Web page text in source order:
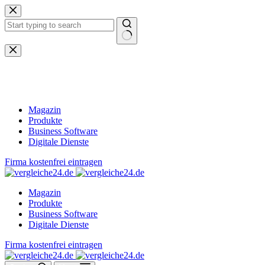
Zum
Inhalt
springen
Keine
Ergebnisse
Magazin
Produkte
Business Software
Digitale Dienste
Firma kostenfrei eintragen
Magazin
Produkte
Business Software
Digitale Dienste
Firma kostenfrei eintragen